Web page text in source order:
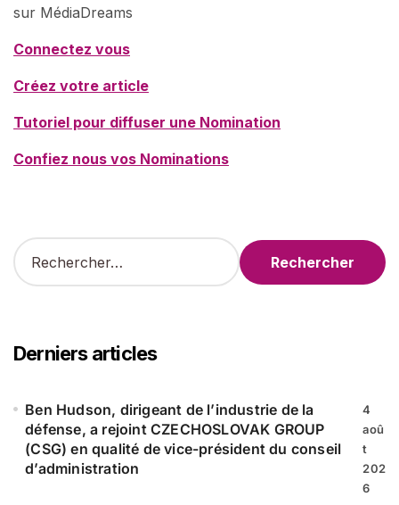
sur MédiaDreams
Connectez vous
Créez votre article
Tutoriel pour diffuser une Nomination
Confiez nous vos Nominations
R
e
r
c
e
Derniers articles
Ben Hudson, dirigeant de l’industrie de la
défense, a rejoint CZECHOSLOVAK GROUP
(CSG) en qualité de vice-président du conseil
d’administration
4
aoû
t
202
6